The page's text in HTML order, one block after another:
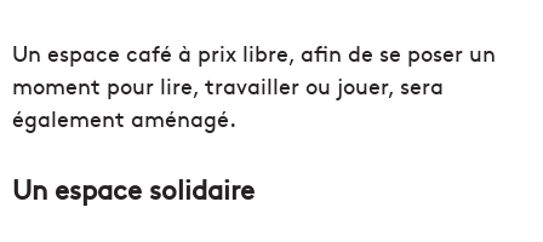
Un espace café à prix libre, afin de se poser un
moment pour lire, travailler ou jouer, sera
également aménagé.
Un espace solidaire